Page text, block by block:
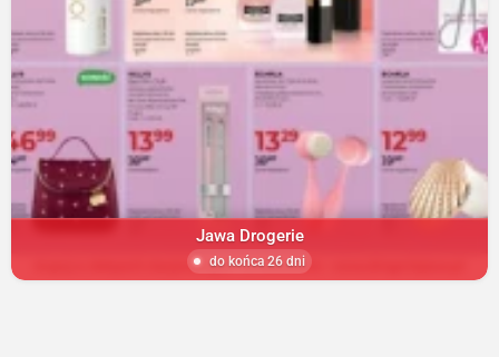
Jawa Drogerie
do końca 26 dni